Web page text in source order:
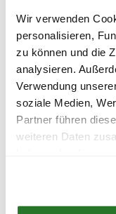
Wir verwenden
personalisieren,
zu können und die
analysieren.
Verwendung
soziale Medien,
Partner führen
weiteren Daten
11,99
inkl. MwSt. zzgl.